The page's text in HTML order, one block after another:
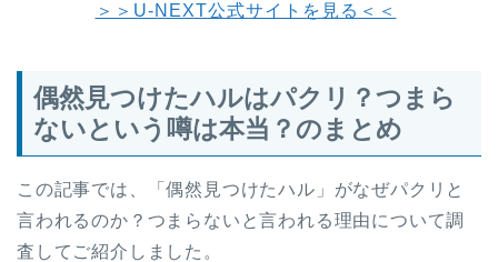
＞＞U-NEXT公式サイトを見る＜＜
偶然見つけたハルはパクリ？つまら
ないという噂は本当？のまとめ
この記事では、「偶然見つけたハル」がなぜパクリと
言われるのか？つまらないと言われる理由について調
査してご紹介しました。